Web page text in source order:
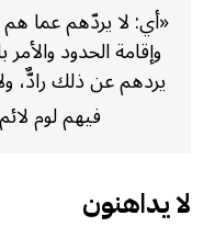
«أي: لا يردّهم عما هم
وإقامة الحدود
يردهم عن ذلك رادٌّ،
فيهم لوم
لا يداهنون